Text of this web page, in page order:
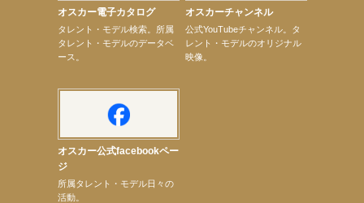
【elfin’】9月27日（日）「Beauty Voice Theater Reboot Vol.3」開催決定！
オスカー電子カタログ
タレント・モデル検索。所属
タレント・モデルのデータベ
ース。
オスカーチャンネル
公式YouTubeチャンネル。タ
レント・モデルのオリジナル
映像。
オスカー公式facebookペー
ジ
所属タレント・モデル日々の
活動。